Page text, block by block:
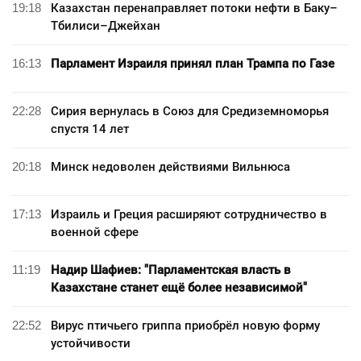
19:18
Казахстан перенаправляет потоки нефти в Баку–
Тбилиси–Джейхан
16:13 Парламент Израиля принял план Трампа по Газе
22:28
Сирия вернулась в Союз для Средиземноморья
спустя 14 лет
20:18 Минск недоволен действиями Вильнюса
17:13
Израиль и Греция расширяют сотрудничество в
военной сфере
11:19
Надир Шафиев: "Парламентская власть в
Казахстане станет ещё более независимой"
22:52
Вирус птичьего гриппа приобрёл новую форму
устойчивости